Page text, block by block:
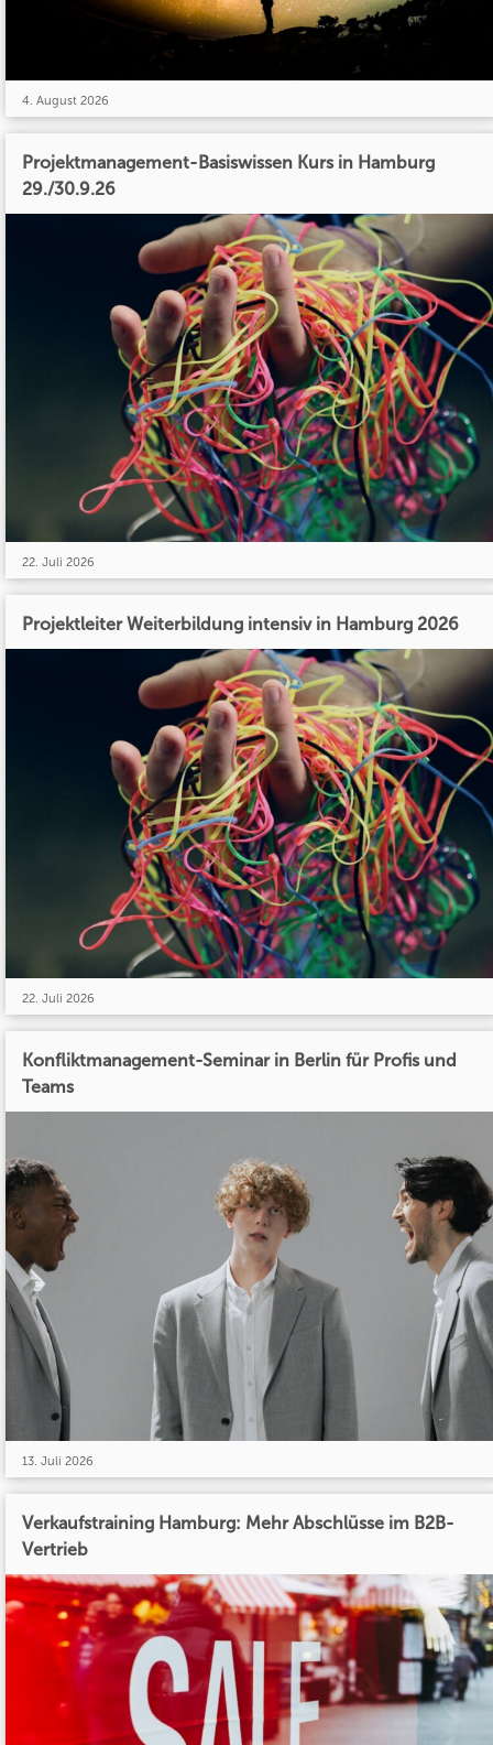
4. August 2026
Projektmanagement-Basiswissen Kurs in Hamburg
29./30.9.26
22. Juli 2026
Projektleiter Weiterbildung intensiv in Hamburg 2026
22. Juli 2026
Konfliktmanagement-Seminar in Berlin für Profis und
Teams
13. Juli 2026
Verkaufstraining Hamburg: Mehr Abschlüsse im B2B-
Vertrieb